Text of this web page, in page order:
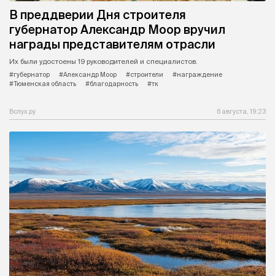
В преддверии Дня строителя
губернатор Александр Моор вручил
награды представителям отрасли
Их были удостоены 19 руководителей и специалистов.
#губернатор
#Александр Моор #строители
#награждение
#Тюменская область
#благодарность #тк
Вслух.ру 6 августа, 19:23